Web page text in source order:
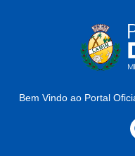
Bem Vindo ao Portal